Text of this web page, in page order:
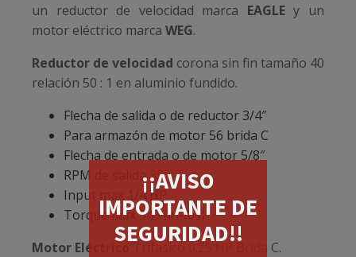
¡¡AVISO
IMPORTANTE DE
SEGURIDAD!!
un reductor de velocidad marca EAGLEy un
motor eléctrico marca WEG.
Reductor de velocidad corona sin fin tamaño 40
relación 50 : 1 en aluminio fundido.
Flecha de salida o de reductor 3/4″
Para armazón de motor 56 brida C
Flecha de entrada o de motor 5/8″
RPM de salida 35
Input max 1/4 HP
Torque max 345 (in-lbs)
Motor EléctricoTrifasico 0.25 HP Brida C.